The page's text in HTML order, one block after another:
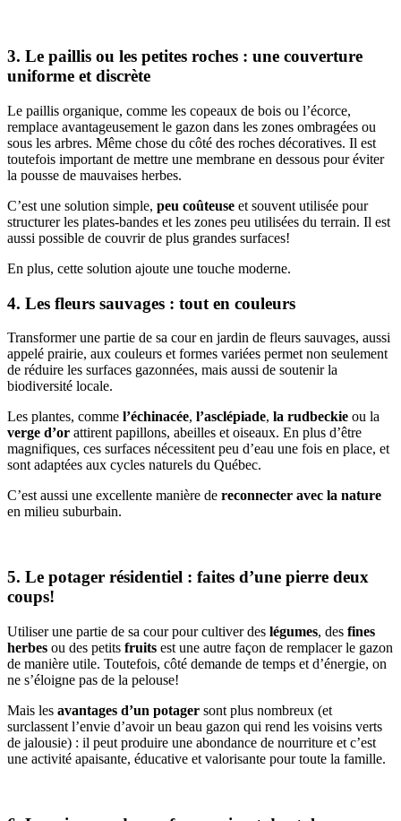
3. Le paillis ou les petites roches : une couverture
uniforme et discrète
Le paillis organique, comme les copeaux de bois ou l’écorce,
remplace avantageusement le gazon dans les zones ombragées ou
sous les arbres. Même chose du côté des roches décoratives. Il est
toutefois important de mettre une membrane en dessous pour éviter
la pousse de mauvaises herbes.
C’est une solution simple, peu coûteuse et souvent utilisée pour
structurer les plates-bandes et les zones peu utilisées du terrain. Il est
aussi possible de couvrir de plus grandes surfaces!
En plus, cette solution ajoute une touche moderne.
4. Les fleurs sauvages : tout en couleurs
Transformer une partie de sa cour en jardin de fleurs sauvages, aussi
appelé prairie, aux couleurs et formes variées permet non seulement
de réduire les surfaces gazonnées, mais aussi de soutenir la
biodiversité locale.
Les plantes, comme l’échinacée, l’asclépiade, la rudbeckie ou la
verge d’or attirent papillons, abeilles et oiseaux. En plus d’être
magnifiques, ces surfaces nécessitent peu d’eau une fois en place, et
sont adaptées aux cycles naturels du Québec.
C’est aussi une excellente manière de reconnecter avec la nature
en milieu suburbain.
5. Le potager résidentiel : faites d’une pierre deux
coups!
Utiliser une partie de sa cour pour cultiver des légumes, des fines
herbes ou des petits fruits est une autre façon de remplacer le gazon
de manière utile. Toutefois, côté demande de temps et d’énergie, on
ne s’éloigne pas de la pelouse!
Mais les avantages d’un potager sont plus nombreux (et
surclassent l’envie d’avoir un beau gazon qui rend les voisins verts
de jalousie) : il peut produire une abondance de nourriture et c’est
une activité apaisante, éducative et valorisante pour toute la famille.